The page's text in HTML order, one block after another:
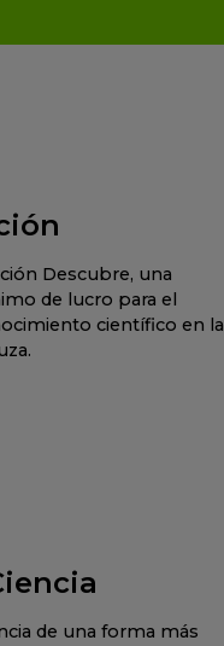
Descubre, una
de lucro para el
científico en la
de una forma más